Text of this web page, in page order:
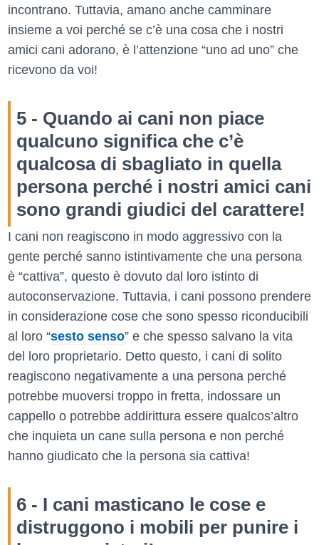
incontrano. Tuttavia, amano anche camminare
insieme a voi perché se c’è una cosa che i nostri
amici cani adorano, è l’attenzione “uno ad uno” che
ricevono da voi!
5 - Quando ai cani non piace
qualcuno significa che c’è
qualcosa di sbagliato in quella
persona perché i nostri amici cani
sono grandi giudici del carattere!
I cani non reagiscono in modo aggressivo con la
gente perché sanno istintivamente che una persona
è “cattiva”, questo è dovuto dal loro istinto di
autoconservazione. Tuttavia, i cani possono prendere
in considerazione cose che sono spesso riconducibili
al loro “sesto senso” e che spesso salvano la vita
del loro proprietario. Detto questo, i cani di solito
reagiscono negativamente a una persona perché
potrebbe muoversi troppo in fretta, indossare un
cappello o potrebbe addirittura essere qualcos’altro
che inquieta un cane sulla persona e non perché
hanno giudicato che la persona sia cattiva!
6 - I cani masticano le cose e
distruggono i mobili per punire i